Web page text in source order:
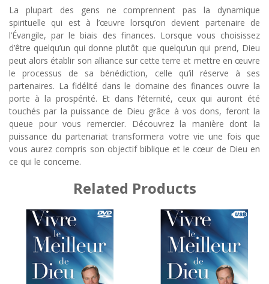
La plupart des gens ne comprennent pas la dynamique
spirituelle qui est à l’œuvre lorsqu’on devient partenaire de
l’Évangile, par le biais des finances. Lorsque vous choisissez
d’être quelqu’un qui donne plutôt que quelqu’un qui prend, Dieu
peut alors établir son alliance sur cette terre et mettre en œuvre
le processus de sa bénédiction, celle qu’il réserve à ses
partenaires. La fidélité dans le domaine des finances ouvre la
porte à la prospérité. Et dans l’éternité, ceux qui auront été
touchés par la puissance de Dieu grâce à vos dons, feront la
queue pour vous remercier. Découvrez la manière dont la
puissance du partenariat transformera votre vie une fois que
vous aurez compris son objectif biblique et le cœur de Dieu en
ce qui le concerne.
Related Products